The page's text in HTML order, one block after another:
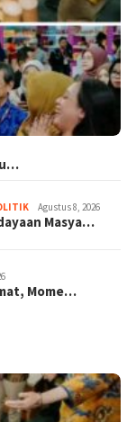
Agustus 8, 2026
Masya…
Mome…